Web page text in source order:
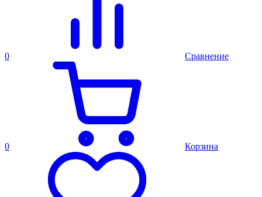
0 Сравнение
0 Корзина